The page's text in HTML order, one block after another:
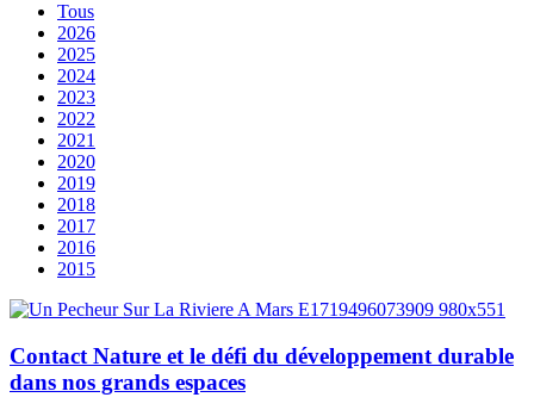
Tous
2026
2025
2024
2023
2022
2021
2020
2019
2018
2017
2016
2015
Contact Nature et le défi du développement durable
dans nos grands espaces